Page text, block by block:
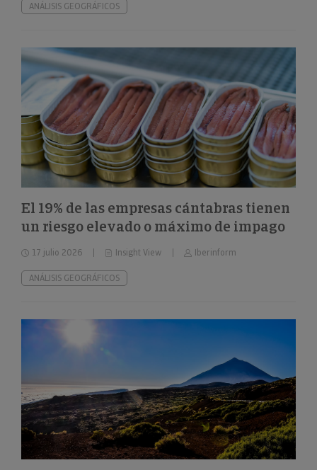
ANÁLISIS GEOGRÁFICOS
El 19% de las empresas cántabras tienen
un riesgo elevado o máximo de impago
17 julio 2026 Insight View Iberinform
ANÁLISIS GEOGRÁFICOS